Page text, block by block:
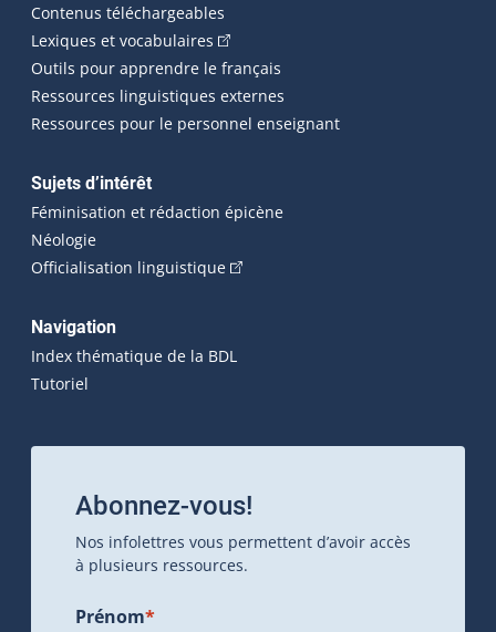
Contenus téléchargeables
Lexiques et vocabulaires (Cet hyperlien externe s'ouvrira
Outils pour apprendre le français
Ressources linguistiques externes
Ressources pour le personnel enseignant
Sujets d’intérêt
Féminisation et rédaction épicène
Néologie
Officialisation linguistique(Cet hyperlien externe s'ouvrira
Navigation
Index thématique de la BDL
Tutoriel
Abonnez-vous!
Nos infolettres vous permettent d’avoir accès
à plusieurs ressources.
Prénom*